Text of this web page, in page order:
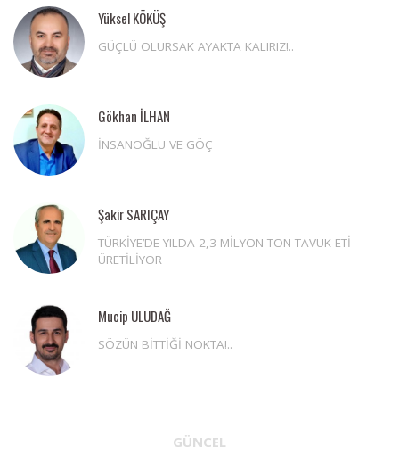
Yüksel KÖKÜŞ
GÜÇLÜ OLURSAK AYAKTA KALIRIZ!..
Gökhan İLHAN
İNSANOĞLU VE GÖÇ
Şakir SARIÇAY
TÜRKİYE’DE YILDA 2,3 MİLYON TON TAVUK ETİ
ÜRETİLİYOR
Mucip ULUDAĞ
SÖZÜN BİTTİĞİ NOKTA!..
GÜNCEL